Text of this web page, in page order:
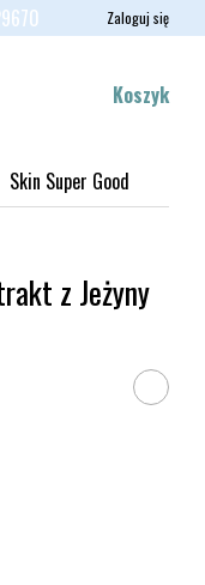
Zaloguj się
Koszyk
Skin Super Good
z Jeżyny